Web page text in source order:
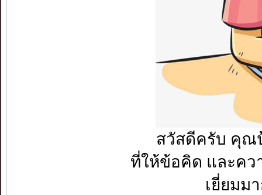
สวัสดีครับ คุ
ที่ให้ข้อคิด และค
เยี่ยมม